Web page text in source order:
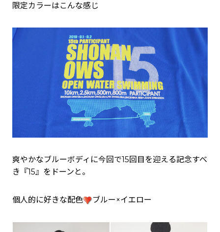
限定カラーはこんな感じ
爽やかなブルーボディに今回で15回目を迎える記念すべ
き『15』をドーンと。
個人的に好きな配色 ブルー×イエロー